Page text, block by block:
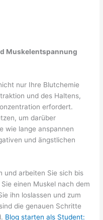
Muskelentspannung
nur Ihre Blutchemie
und des Haltens,
erfordert.
um darüber
wie lange anspannen
und ängstlichen
und arbeiten Sie sich bis
einen Muskel nach dem
ihn loslassen und zum
die genauen Schritte
Blog starten als Student: